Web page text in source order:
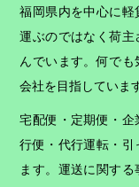
福岡県内を中心に
運ぶのではなく荷主
んでいます。何で
会社を目指していま
宅配便・定期便・
行便・代行運転・引
ます。運送に関す